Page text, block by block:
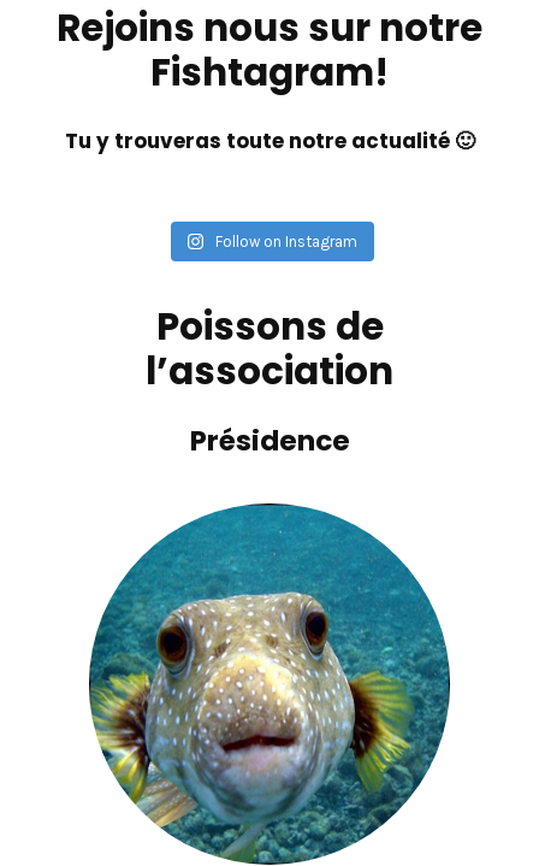
Rejoins nous sur notre
Fishtagram!
Tu y trouveras toute notre actualité 🙂
Follow on Instagram
Poissons de
l’association
Présidence